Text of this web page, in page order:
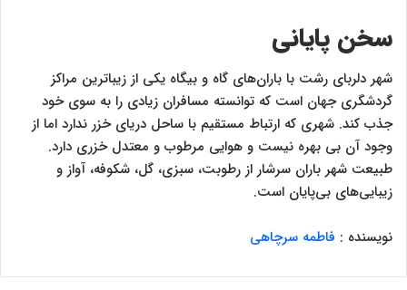
سخن پایانی
شهر دلربای رشت با باران‌های گاه و بیگاه یکی از زیباترین مراکز
گردشگری جهان است که توانسته مسافران زیادی را به سوی خود
جذب کند. شهری که ارتباط مستقیم با ساحل دریای خزر ندارد اما از
وجود آن بی بهره نیست و هوایی مرطوب و معتدل خزری دارد.
طبیعت شهر باران سرشار از رطوبت، سبزی، گل، شکوفه، آواز و
زیبایی‌های بی‌پایان است.
نویسنده : فاطمه سرچاهی